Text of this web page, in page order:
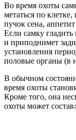
Во время охоты
метаться по
пучок сена,
Если самку
и приподнимет
установления
половые органы (в
В обычном
время охоты
Кроме того, она
охоты может